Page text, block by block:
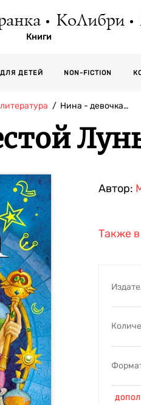
КоЛибри
Книги
ДЕТЕЙ NON-FICTION
Нина - девочка…
Автор:
Также